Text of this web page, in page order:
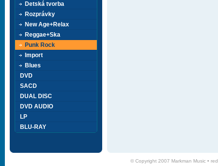
Detská tvorba
Rozprávky
New Age+Relax
Reggae+Ska
Punk Rock
Import
Blues
DVD
SACD
DUAL DISC
DVD AUDIO
LP
BLU-RAY
© Copyright 2007 Markman Music •